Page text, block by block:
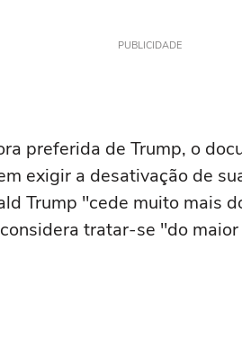
PUBLICIDADE
preferida de Trump, o
exigir a desativação de
Trump "cede muito mais
tratar-se "do